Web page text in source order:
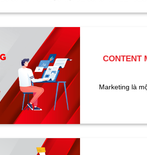
CONTENT
Marketing là